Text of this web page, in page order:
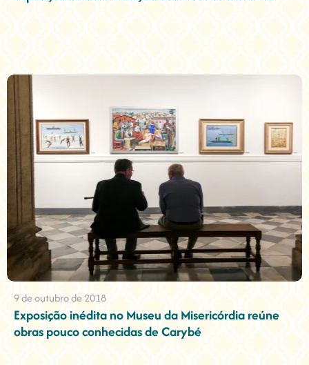
9 de outubro de 2018
Exposição inédita no Museu da Misericórdia reúne
obras pouco conhecidas de Carybé